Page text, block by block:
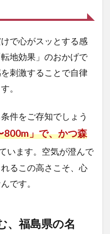
で心がスッとする感
地効果」のおかげで
刺激することで自律
。
件をご存知でしょう
800m」で、かつ森
います。空気が澄んで
るこの高さこそ、心
です。
、福島県の名